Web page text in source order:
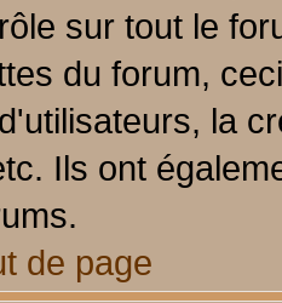
sur tout le
du forum,
la
Ils ont
de page